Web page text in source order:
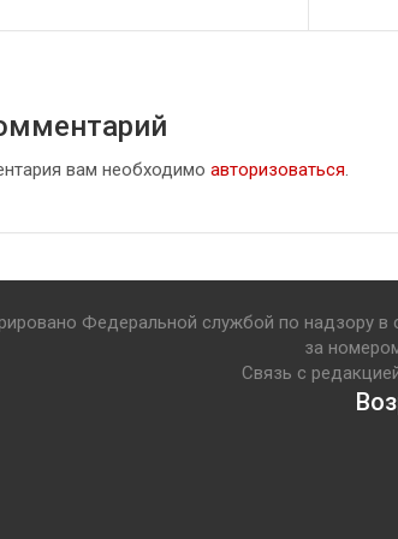
вам необходимо авторизоваться.
Федеральной службой по надзору
за
Связь с